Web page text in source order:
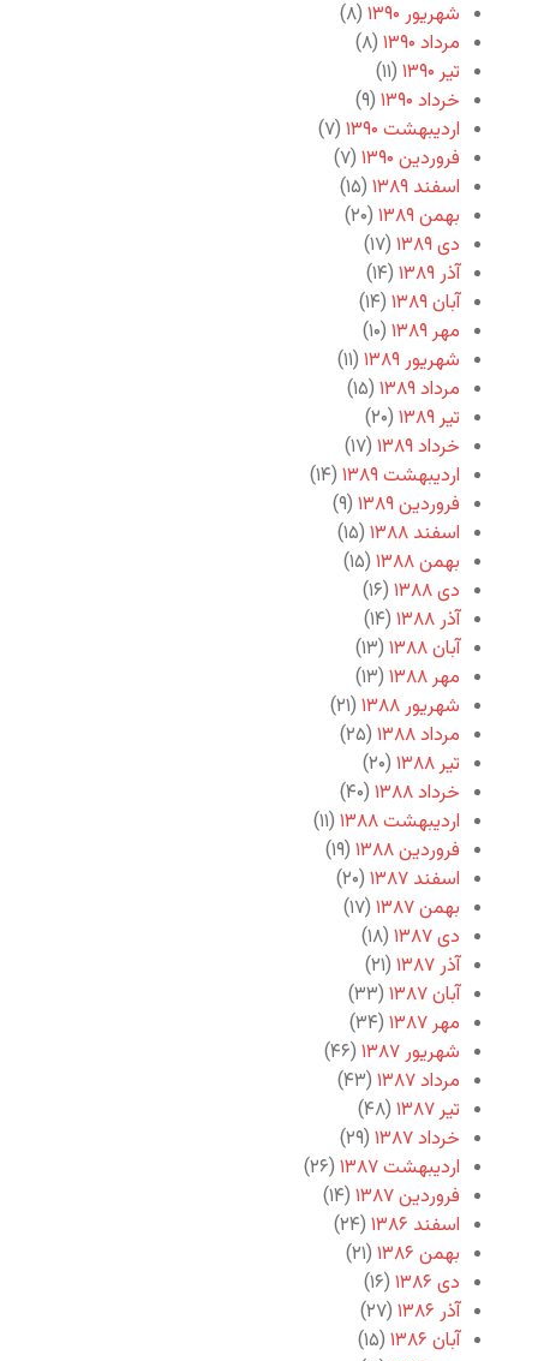
شهریور ۱۳۹۰
(۸)
مرداد ۱۳۹۰
(۸)
تیر ۱۳۹۰
(۱۱)
خرداد ۱۳۹۰
(۹)
اردیبهشت ۱۳۹۰
(۷)
فروردین ۱۳۹۰
(۷)
اسفند ۱۳۸۹
(۱۵)
بهمن ۱۳۸۹
(۲۰)
دی ۱۳۸۹
(۱۷)
آذر ۱۳۸۹
(۱۴)
آبان ۱۳۸۹
(۱۴)
مهر ۱۳۸۹
(۱۰)
شهریور ۱۳۸۹
(۱۱)
مرداد ۱۳۸۹
(۱۵)
تیر ۱۳۸۹
(۲۰)
خرداد ۱۳۸۹
(۱۷)
اردیبهشت ۱۳۸۹
(۱۴)
فروردین ۱۳۸۹
(۹)
اسفند ۱۳۸۸
(۱۵)
بهمن ۱۳۸۸
(۱۵)
دی ۱۳۸۸
(۱۶)
آذر ۱۳۸۸
(۱۴)
آبان ۱۳۸۸
(۱۳)
مهر ۱۳۸۸
(۱۳)
شهریور ۱۳۸۸
(۲۱)
مرداد ۱۳۸۸
(۲۵)
تیر ۱۳۸۸
(۲۰)
خرداد ۱۳۸۸
(۴۰)
اردیبهشت ۱۳۸۸
(۱۱)
فروردین ۱۳۸۸
(۱۹)
اسفند ۱۳۸۷
(۲۰)
بهمن ۱۳۸۷
(۱۷)
دی ۱۳۸۷
(۱۸)
آذر ۱۳۸۷
(۲۱)
آبان ۱۳۸۷
(۳۳)
مهر ۱۳۸۷
(۳۴)
شهریور ۱۳۸۷
(۴۶)
مرداد ۱۳۸۷
(۴۳)
تیر ۱۳۸۷
(۴۸)
خرداد ۱۳۸۷
(۲۹)
اردیبهشت ۱۳۸۷
(۲۶)
فروردین ۱۳۸۷
(۱۴)
اسفند ۱۳۸۶
(۲۴)
بهمن ۱۳۸۶
(۲۱)
دی ۱۳۸۶
(۱۶)
آذر ۱۳۸۶
(۲۷)
آبان ۱۳۸۶
(۱۵)